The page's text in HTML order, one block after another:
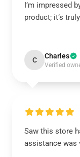
I’m impressed
product; it’s
C Charles
Verified
Saw this store
assistance was